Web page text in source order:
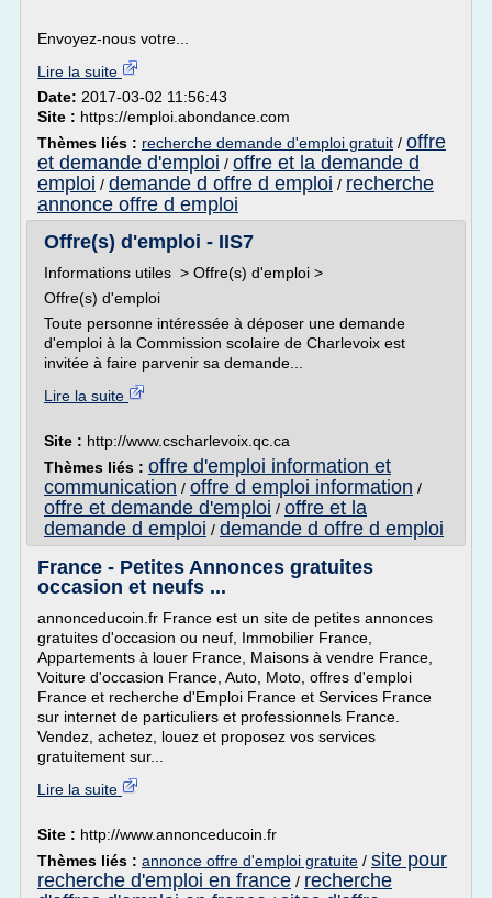
Envoyez-nous votre...
Lire la suite
Date: 2017-03-02 11:56:43
Site : https://emploi.abondance.com
Thèmes liés : recherche demande d'emploi gratuit / offre
et demande d'emploi / offre et la demande d
emploi / demande d offre d emploi / recherche
annonce offre d emploi
Offre(s) d'emploi - IIS7
Informations utiles > Offre(s) d'emploi >
Offre(s) d'emploi
Toute personne intéressée à déposer une demande
d'emploi à la Commission scolaire de Charlevoix est
invitée à faire parvenir sa demande...
Lire la suite
Site : http://www.cscharlevoix.qc.ca
Thèmes liés : offre d'emploi information et
communication / offre d emploi information /
offre et demande d'emploi / offre et la
demande d emploi / demande d offre d emploi
France - Petites Annonces gratuites
occasion et neufs ...
annonceducoin.fr France est un site de petites annonces
gratuites d'occasion ou neuf, Immobilier France,
Appartements à louer France, Maisons à vendre France,
Voiture d'occasion France, Auto, Moto, offres d'emploi
France et recherche d'Emploi France et Services France
sur internet de particuliers et professionnels France.
Vendez, achetez, louez et proposez vos services
gratuitement sur...
Lire la suite
Site : http://www.annonceducoin.fr
Thèmes liés : annonce offre d'emploi gratuite / site pour
recherche d'emploi en france / recherche